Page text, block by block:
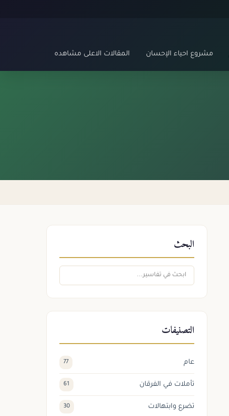
مشروع احياء الإحسان المقالات الاعلى مشاهده
البحث
التصنيفات
عام 77
تأملات في الفرقان 61
تضرع وابتهالات 30